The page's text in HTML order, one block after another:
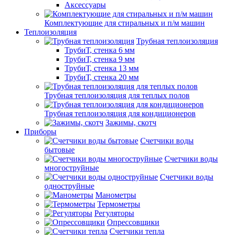
Аксессуары
Комплектующие для стиральных и п/м машин
Теплоизоляция
Трубная теплоизоляция
ТрубиТ, стенка 6 мм
ТрубиТ, стенка 9 мм
ТрубиТ, стенка 13 мм
ТрубиТ, стенка 20 мм
Трубная теплоизоляция для теплых полов
Трубная теплоизоляция для кондиционеров
Зажимы, скотч
Приборы
Счетчики воды
бытовые
Счетчики воды
многоструйные
Счетчики воды
одноструйные
Манометры
Термометры
Регуляторы
Опрессовщики
Счетчики тепла